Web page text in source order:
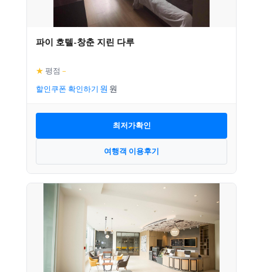
파이 호텔-창춘 지린 다루
★ 평점 –
할인쿠폰 확인하기
최저가확인
여행객 이용후기